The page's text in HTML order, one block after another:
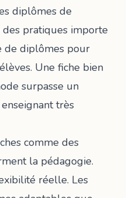
diplômes de
pratiques importe
de diplômes pour
Une fiche bien
surpasse un
très
comme des
la pédagogie.
réelle. Les